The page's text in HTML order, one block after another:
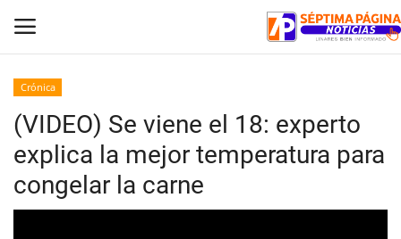
Inicio
Crónica
Policial
Crónica
(VIDEO) Se viene el 18: experto
explica la mejor temperatura para
congelar la carne